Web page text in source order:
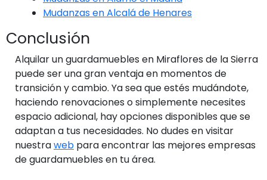
Mudanzas en Alcalá de Henares
Conclusión
Alquilar un guardamuebles en Miraflores de la Sierra
puede ser una gran ventaja en momentos de
transición y cambio. Ya sea que estés mudándote,
haciendo renovaciones o simplemente necesites
espacio adicional, hay opciones disponibles que se
adaptan a tus necesidades. No dudes en visitar
nuestraweb para encontrar las mejores empresas
de guardamuebles en tu área.